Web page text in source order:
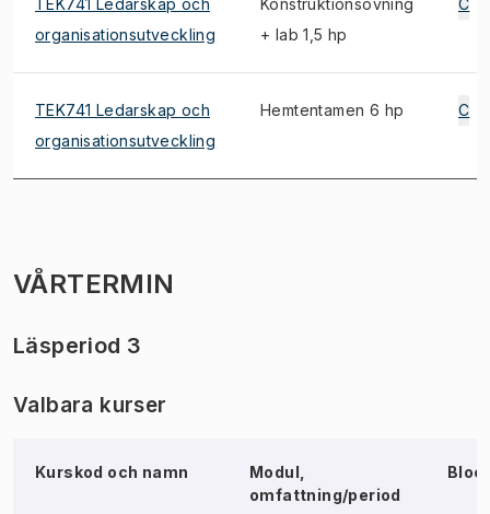
TEK741 Ledarskap och
organisationsutveckling
Konstruktionsövning
+ lab 1,5 hp
C
TEK741 Ledarskap och
organisationsutveckling
Hemtentamen 6 hp C
VÅRTERMIN
Läsperiod 3
Valbara kurser
Kurskod och namn
Modul,
omfattning/period